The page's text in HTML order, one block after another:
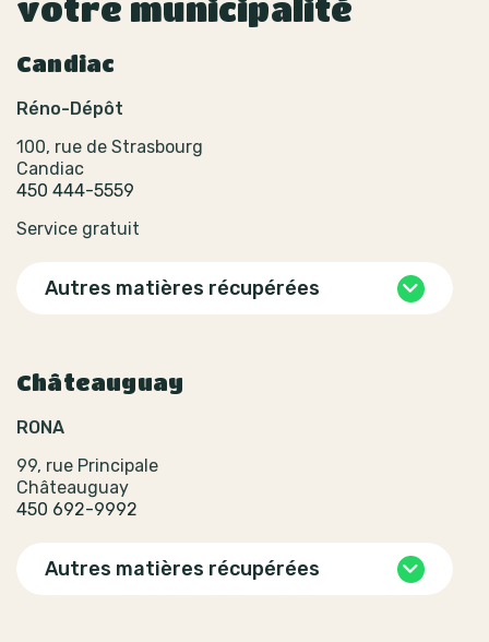
votre municipalité
Candiac
Réno-Dépôt
100, rue de Strasbourg
Candiac
450 444-5559
Service gratuit
Autres matières récupérées
Châteauguay
RONA
99, rue Principale
Châteauguay
450 692-9992
Autres matières récupérées